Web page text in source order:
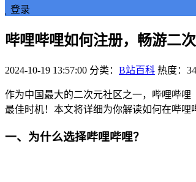
登录
哔哩哔哩如何注册，畅游二
2024-10-19 13:57:00 分类： B站百科 热度：
作为中国最大的二次元社区之一，哔哩哔
最佳时机！本文将详细为你解读如何在哔哩
一、为什么选择哔哩哔哩？